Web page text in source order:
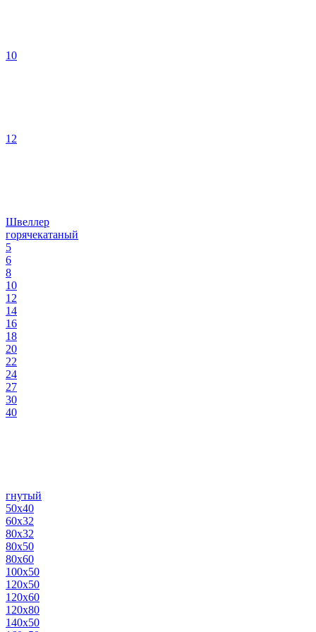
10
12
Швеллер
горячекатаный
5
6
8
10
12
14
16
18
20
22
24
27
30
40
гнутый
50х40
60х32
80х32
80х50
80х60
100х50
120х50
120х60
120х80
140х50